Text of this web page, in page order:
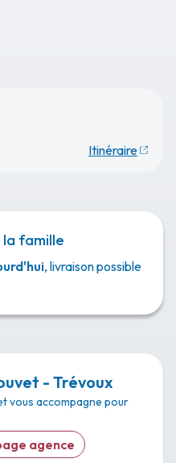
Itinéraire
famille
, livraison possible
- Trévoux
vous accompagne pour
agence